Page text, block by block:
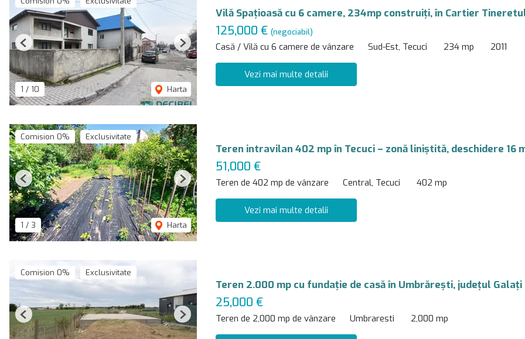
1 / 10 Harta
Previous Next
Vilă Spațioasă cu 6 camere, 234mp construiți, în Cartier
125,000 € (negociabil)
Casă / Vilă cu 6 camere de vânzare Sud-Est, Tecuci 234 mp 2011
Vezi mai multe detalii
Comision 0% Exclusivitate
1 / 3 Harta
Previous Next
Teren intravilan 402 mp în Tecuci – zonă liniștită, deschidere 16
51,000 €
Teren de 402 mp de vânzare Central, Tecuci 402 mp
Vezi mai multe detalii
Comision 0% Exclusivitate
Previous Next
Teren 2.000 mp cu fundație de casă în Umbrărești, județul Galați
25,000 €
Teren de 2,000 mp de vânzare Umbraresti 2,000 mp